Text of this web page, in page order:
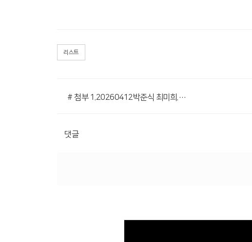
리스트
# 첨부 1.20260412박준식 최미희.jpg
댓글